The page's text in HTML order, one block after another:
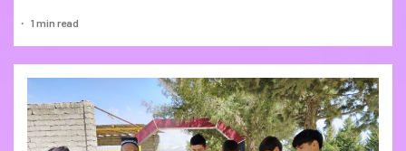
1 min read